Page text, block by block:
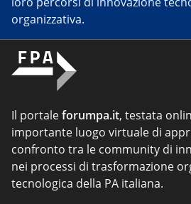
organizzativa.
Il portaleforumpa.it, testata
importante luogo virtuale di
confronto tra le community di
nei processi di trasformazione
tecnologica della PA italiana.